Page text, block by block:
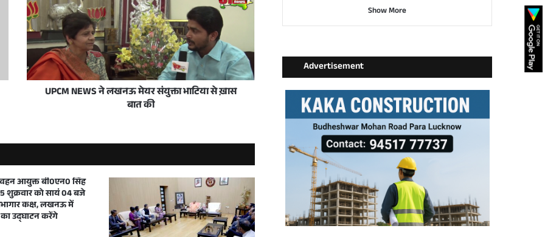
अदालत का आयोजन आज
मुख्यमंत्री ने शारदीय नवरात्रि में महाअष्टमी एवं महानवमी के अवसर पर प्रदेशवासियों को हार्दिक बधाई और शुभकामनाएं दीं
UPCM NEWS ने लखनऊ मेयर संयुक्ता भाटिया से ख़ास
बात की
आयुक्त बी0एन0 सिंह
शुक्रवार को सायं 04 बजे
कक्ष, लखनऊ में
उद्घाटन करेंगे
Show More
Advertisement